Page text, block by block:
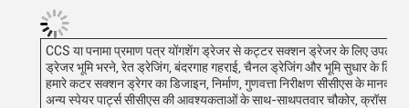
CCS या पनामा प्रमाण पत्र योंगशेंग ड्रेजर से कट्टर सक्शन ड्रेजर के लिए उपलब्ध
ड्रेजर भूमि भरने, रेत ड्रेजिंग, बंदरगाह गहराई, चैनल ड्रेजिंग और भूमि सुधार के लिए
हमारे कटर सक्शन ड्रेगर का डिजाइन, निर्माण, गुणवत्ता निरीक्षण सीसीएस के
अन्य स्पेयर पार्ट्स सीसीएस की आवश्यकताओं के साथ-साथपतवार चौकोर, क्रॉस